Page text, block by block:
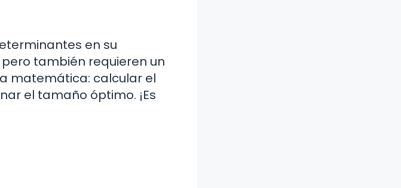
en su
también requieren un
matemática: calcular el
el tamaño óptimo. ¡Es